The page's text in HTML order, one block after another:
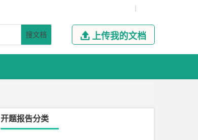
|
搜文档  上传我的文档
开题报告分类